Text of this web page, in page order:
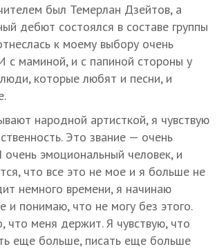
был Темерлан Дзейтов, а
дебют состоялся в составе группы
к моему выбору очень
с маминой, и с папиной стороны у
которые любят и песни, и
народной артисткой, я чувствую
Это звание — очень
эмоциональный человек, и
что все это не мое и я больше не
немного времени, я начинаю
и понимаю, что не могу без этого.
что меня держит. Я чувствую, что
еще больше, писать еще больше